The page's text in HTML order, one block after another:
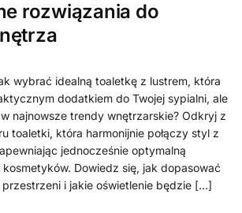
rozwiązania do
wybrać idealną toaletkę z lustrem, która
dodatkiem do Twojej sypialni, ale
najnowsze trendy wnętrzarskie? Odkryj z
toaletki, która harmonijnie połączy styl z
jednocześnie optymalną
Dowiedz się, jak dopasować
przestrzeni i jakie oświetlenie będzie […]